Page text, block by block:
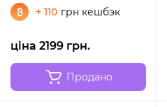
+ 110 грн кешбэк
ціна 2199 грн.
Продано